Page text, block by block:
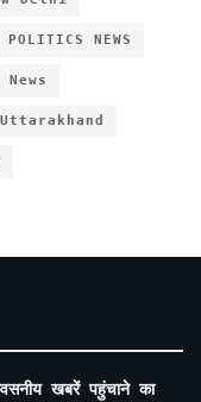
POLITICS NEWS
Uttarakhand
खबरें पहुंचाने का